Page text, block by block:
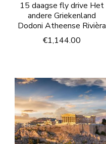
15 daagse fly drive Het
andere Griekenland
Dodoni Atheense Rivièra
€1,144.00